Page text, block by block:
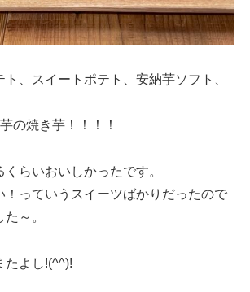
、スイートポテト、安納芋ソフト、
の焼き芋！！！！
らいおいしかったです。
！っていうスイーツばかりだったので
～。
たよし!(^^)!